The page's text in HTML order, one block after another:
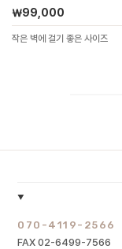
￦99,000
작은 벽에 걸기 좋은 사이즈
070-4119-2566
FAX 02-6499-7566